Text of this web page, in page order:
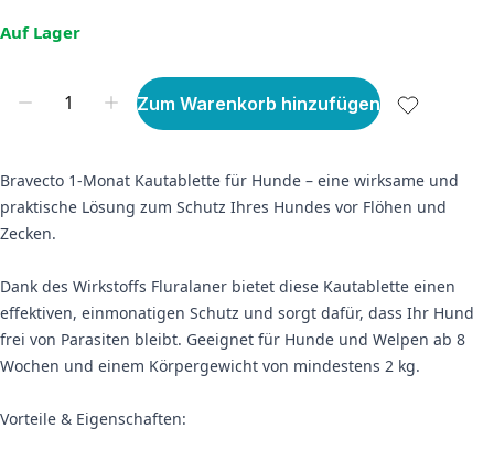
Auf Lager
Zum Warenkorb hinzufügen
Bravecto 1-Monat Kautablette für Hunde – eine wirksame und
praktische Lösung zum Schutz Ihres Hundes vor Flöhen und
Zecken.
Dank des Wirkstoffs Fluralaner bietet diese Kautablette einen
effektiven, einmonatigen Schutz und sorgt dafür, dass Ihr Hund
frei von Parasiten bleibt. Geeignet für Hunde und Welpen ab 8
Wochen und einem Körpergewicht von mindestens 2 kg.
Vorteile & Eigenschaften: